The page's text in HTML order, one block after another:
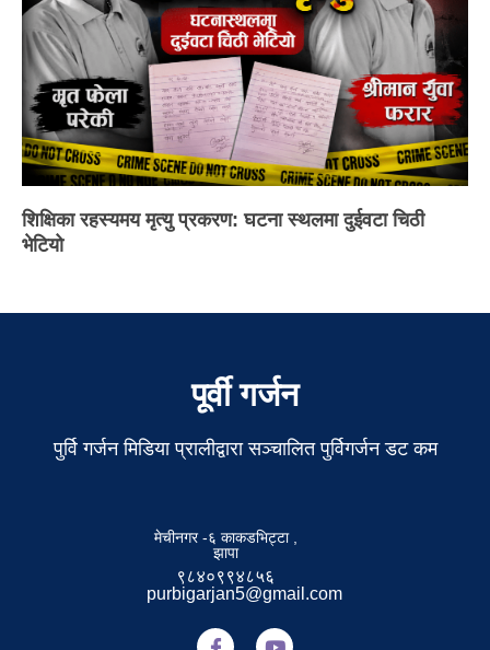
शिक्षिका रहस्यमय मृत्यु प्रकरण: घटना स्थलमा दुईवटा चिठी
भेटियो
पूर्वी गर्जन
पुर्वि गर्जन मिडिया प्रालीद्वारा सञ्चालित पुर्विगर्जन डट कम
मेचीनगर -६ काकडभिट्टा ,
झापा
९८४०९९४८५६
purbigarjan5@gmail.com